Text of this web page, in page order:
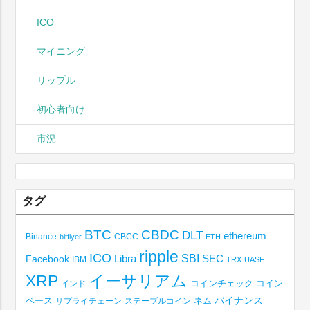
ICO
マイニング
リップル
初心者向け
市況
タグ
Binance bitflyer BTC CBCC CBDC DLT ETH ethereum
Facebook IBM ICO Libra ripple SBI SEC TRX UASF
XRP インド イーサリアム コインチェック コイン
ベース サプライチェーン ステーブルコイン ネム バイナンス